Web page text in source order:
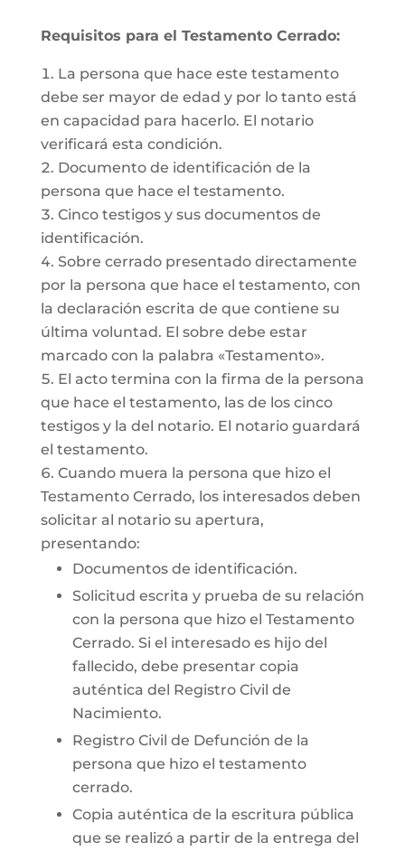
Requisitos para el Testamento Cerrado:
La persona que hace este testamento
debe ser mayor de edad y por lo tanto está
en capacidad para hacerlo. El notario
verificará esta condición.
Documento de identificación de la
persona que hace el testamento.
Cinco testigos y sus documentos de
identificación.
Sobre cerrado presentado directamente
por la persona que hace el testamento, con
la declaración escrita de que contiene su
última voluntad. El sobre debe estar
marcado con la palabra «Testamento».
El acto termina con la firma de la persona
que hace el testamento, las de los cinco
testigos y la del notario. El notario guardará
el testamento.
Cuando muera la persona que hizo el
Testamento Cerrado, los interesados deben
solicitar al notario su apertura,
presentando:
Documentos de identificación.
Solicitud escrita y prueba de su relación
con la persona que hizo el Testamento
Cerrado. Si el interesado es hijo del
fallecido, debe presentar copia
auténtica del Registro Civil de
Nacimiento.
Registro Civil de Defunción de la
persona que hizo el testamento
cerrado.
Copia auténtica de la escritura pública
que se realizó a partir de la entrega del